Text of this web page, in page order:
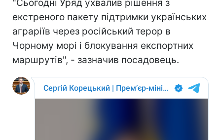
"Сьогодні Уряд ухвалив рішення з
екстреного пакету підтримки українських
аграріїв через російський терор в
Чорному морі і блокування експортних
маршрутів", - зазначив посадовець.